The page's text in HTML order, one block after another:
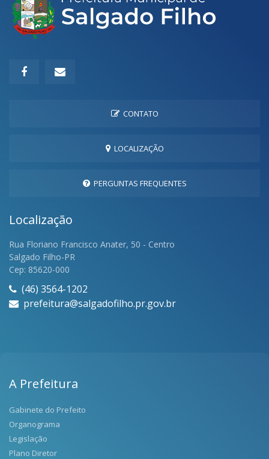
CONTATO
LOCALIZAÇÃO
PERGUNTAS FREQUENTES
Localização
Rua Floriano Francisco Anater, 50 - Centro
Salgado Filho-PR
Cep: 85620-000
(46) 3564-1202
prefeitura@salgadofilho.pr.gov.br
A Prefeitura
Gabinete do Prefeito
Organograma
Legislação
Plano Diretor